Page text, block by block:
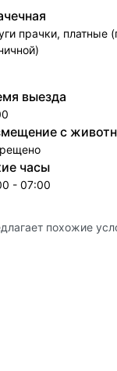
прачки, платные
выезда
с
часы
- 07:00
похожие